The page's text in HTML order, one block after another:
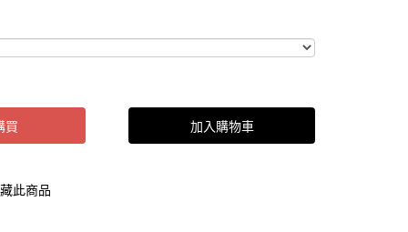
買 加入購物車
此商品